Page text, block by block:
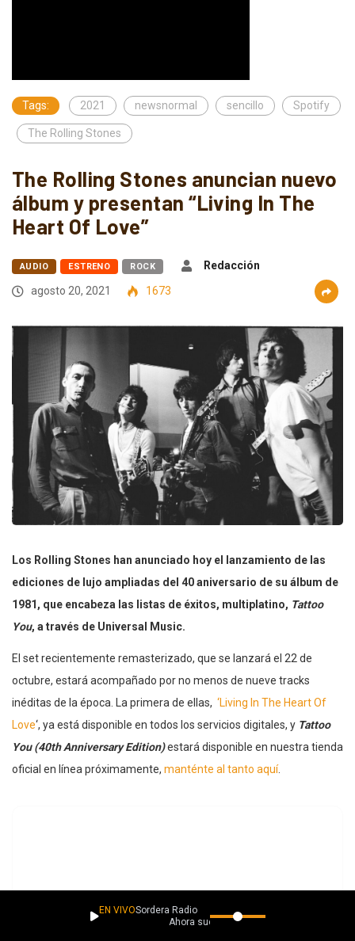
Tags: 2021 newsnormal sencillo Spotify
The Rolling Stones
The Rolling Stones anuncian nuevo
álbum y presentan “Living In The
Heart Of Love”
AUDIO ESTRENO ROCK
Redacción
agosto 20, 2021
1673
Los Rolling Stones han anunciado hoy el lanzamiento de las
ediciones de lujo ampliadas del 40 aniversario de su álbum de
1981, que encabeza las listas de éxitos, multiplatino, Tattoo
You, a través de Universal Music.
El set recientemente remasterizado, que se lanzará el 22 de
octubre, estará acompañado por no menos de nueve tracks
inéditas de la época. La primera de ellas, ‘Living In The Heart Of
Love‘, ya está disponible en todos los servicios digitales, y Tattoo
You (40th Anniversary Edition)estará disponible en nuestra tienda
oficial en línea próximamente, manténte al tanto aquí.
EN VIVOSordera Radio
Ahora suena